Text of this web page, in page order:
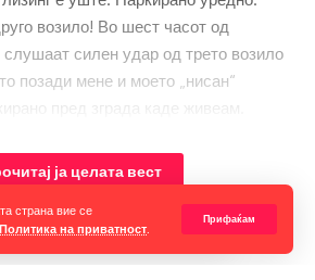
страна вие се
Политика на приватност
Прифаќам
возило! Во шест часот од
слушаат силен удар од трето возило
позади мене и моето „нисан“
пред зграда каде живеам.
ја целата вест